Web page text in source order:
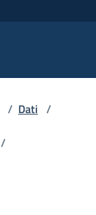
/ Dati /
/